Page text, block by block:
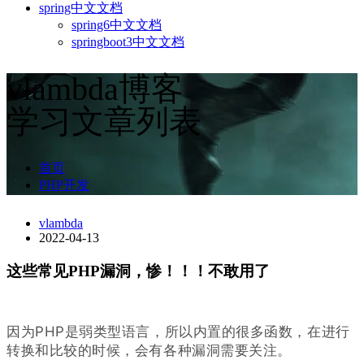
spring中文文档
spring6中文文档
springboot3中文文档
vlambda博客
学习文章列表
首页
PHP开发
vlambda
2022-04-13
这些常见PHP漏洞，惨！！！不敢用了
因为PHP是弱类型语言，所以内置的很多函数，在进行
转换和比较的时候，会有各种漏洞需要关注。